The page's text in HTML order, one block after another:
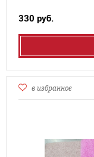
330 руб.
в избранное